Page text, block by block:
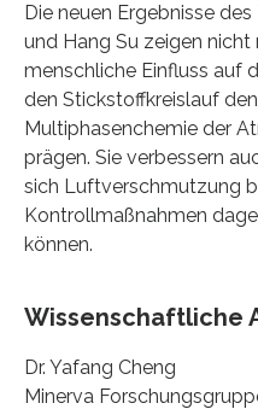
Die neuen Ergebnisse
und Hang Su zeigen nicht
menschliche Einfluss auf
den Stickstoffkreislauf
Multiphasenchemie der
prägen. Sie verbessern
sich Luftverschmutzung
Kontrollmaßnahmen
können.
Wissenschaftliche
Dr. Yafang Cheng
Minerva